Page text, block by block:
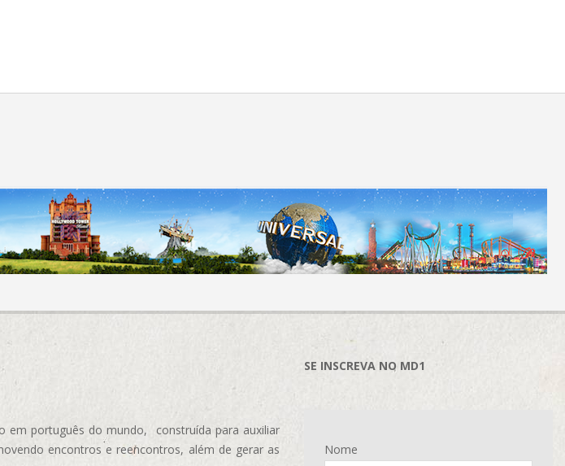
em português do mundo, construída para auxiliar
encontros e reencontros, além de gerar as
SE INSCREVA NO MD1
Nome